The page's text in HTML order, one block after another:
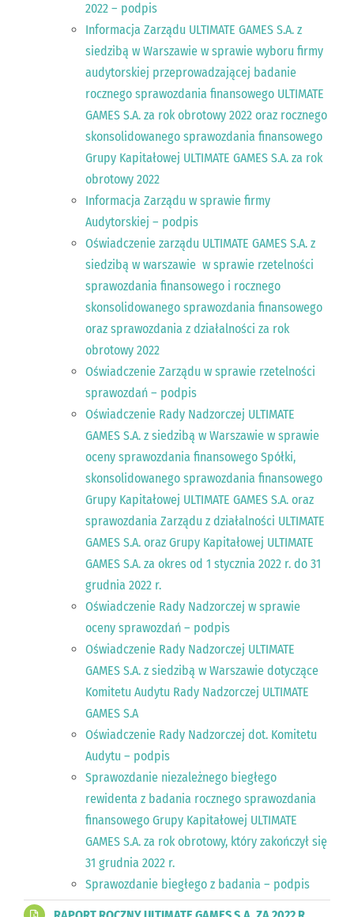
2022 – podpis
Informacja Zarządu ULTIMATE GAMES S.A. z
siedzibą w Warszawie w sprawie wyboru firmy
audytorskiej przeprowadzającej badanie
rocznego sprawozdania finansowego ULTIMATE
GAMES S.A. za rok obrotowy 2022 oraz rocznego
skonsolidowanego sprawozdania finansowego
Grupy Kapitałowej ULTIMATE GAMES S.A. za rok
obrotowy 2022
Informacja Zarządu w sprawie firmy
Audytorskiej – podpis
Oświadczenie zarządu ULTIMATE GAMES S.A. z
siedzibą w warszawie w sprawie rzetelności
sprawozdania finansowego i rocznego
skonsolidowanego sprawozdania finansowego
oraz sprawozdania z działalności za rok
obrotowy 2022
Oświadczenie Zarządu w sprawie rzetelności
sprawozdań – podpis
Oświadczenie Rady Nadzorczej ULTIMATE
GAMES S.A. z siedzibą w Warszawie w sprawie
oceny sprawozdania finansowego Spółki,
skonsolidowanego sprawozdania finansowego
Grupy Kapitałowej ULTIMATE GAMES S.A. oraz
sprawozdania Zarządu z działalności ULTIMATE
GAMES S.A. oraz Grupy Kapitałowej ULTIMATE
GAMES S.A. za okres od 1 stycznia 2022 r. do 31
grudnia 2022 r.
Oświadczenie Rady Nadzorczej w sprawie
oceny sprawozdań – podpis
Oświadczenie Rady Nadzorczej ULTIMATE
GAMES S.A. z siedzibą w Warszawie dotyczące
Komitetu Audytu Rady Nadzorczej ULTIMATE
GAMES S.A
Oświadczenie Rady Nadzorczej dot. Komitetu
Audytu – podpis
Sprawozdanie niezależnego biegłego
rewidenta z badania rocznego sprawozdania
finansowego Grupy Kapitałowej ULTIMATE
GAMES S.A. za rok obrotowy, który zakończył się
31 grudnia 2022 r.
Sprawozdanie biegłego z badania – podpis